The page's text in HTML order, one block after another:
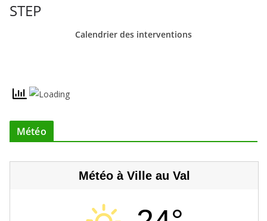
STEP
Calendrier des interventions
Météo
Météo à Ville au Val